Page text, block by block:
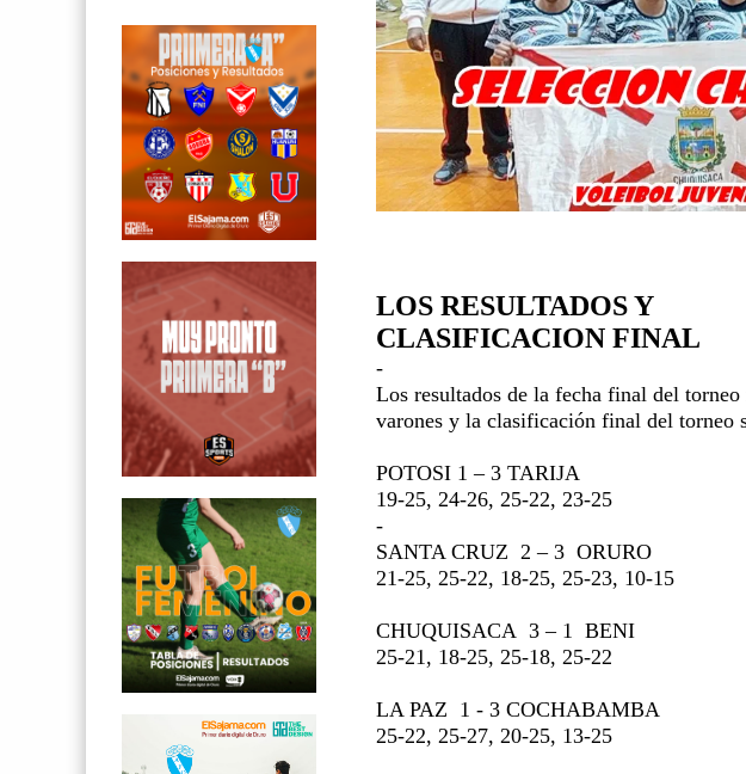
LOS RESULTADOS Y
CLASIFICACION FINAL
-
Los resultados de la fecha final del
varones y la clasificación final del torneo
POTOSI 1 – 3 TARIJA
19-25, 24-26, 25-22, 23-25
-
SANTA CRUZ 2 – 3 ORURO
21-25, 25-22, 18-25, 25-23, 10-15
CHUQUISACA 3 – 1
BENI
25-21, 18-25, 25-18, 25-22
LA PAZ 1 - 3 COCHABAMBA
25-22, 25-27, 20-25, 13-25